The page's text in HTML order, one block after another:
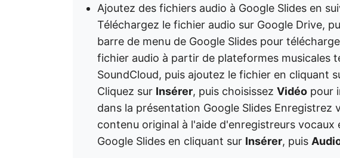
Ajoutez des fichiers audio à Google Slides en
Téléchargez le fichier audio sur Google Drive,
barre de menu de Google Slides pour
fichier audio à partir de plateformes musicales
SoundCloud, puis ajoutez le fichier en cliquant
Cliquez sur Insérer, puis choisissez Vidéo pour
dans la présentation Google Slides
contenu original à l'aide d'enregistreurs vocaux
Google Slides en cliquant sur Insérer, puis